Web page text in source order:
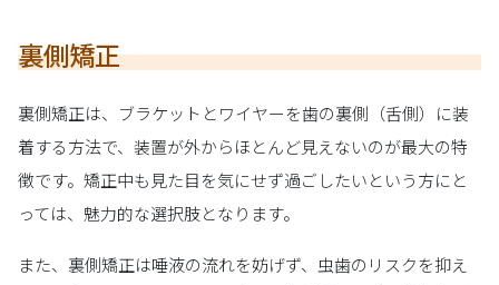
裏側矯正
裏側矯正は、ブラケットとワイヤーを歯の裏側（舌側）に装
着する方法で、装置が外からほとんど見えないのが最大の特
徴です。矯正中も見た目を気にせず過ごしたいという方にと
っては、魅力的な選択肢となります。
また、裏側矯正は唾液の流れを妨げず、虫歯のリスクを抑え